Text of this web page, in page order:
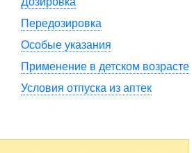
Передозировка
Особые указания
Применение в детском возрасте
Условия отпуска из аптек